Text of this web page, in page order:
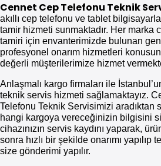
Cennet Cep Telefonu Teknik
akıllı cep telefonu ve tablet
tamir hizmeti sunmaktadır. Her marka
tamiri için envanterimizde bulunan
profesyonel onarım hizmetleri
değerli müşterilerimize hizmet
Anlaşmalı kargo firmaları ile
teknik servis hizmeti sağlamaktayız.
Telefonu Teknik Servisimizi aradıktan
hangi kargoya vereceğinizin bilgisini
cihazınızın servis kaydını yaparak,
sonra hızlı bir şekilde onarımı yapılıp
size gönderimi yapılır.